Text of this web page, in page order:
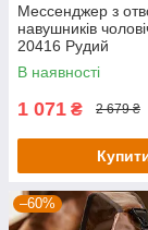
Мессенджер з
навушників
20416 Рудий
В наявності
1 071 ₴ 2 679 ₴
–60%